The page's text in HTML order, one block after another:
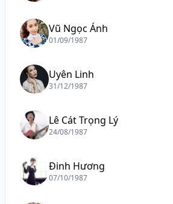
Vũ Ngọc Ánh
01/09/1987
Uyên Linh
31/12/1987
Lê Cát Trọng Lý
24/08/1987
Đinh Hương
07/10/1987